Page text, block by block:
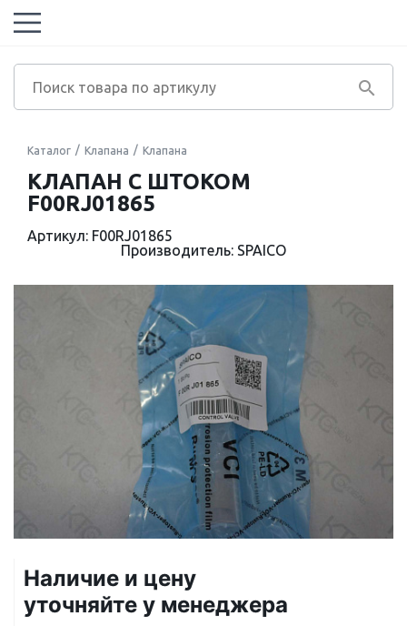
Каталог Клапана Клапана
КЛАПАН С ШТОКОМ
F00RJ01865
Артикул: F00RJ01865
Производитель: SPAICO
Наличие и цену
уточняйте у менеджера